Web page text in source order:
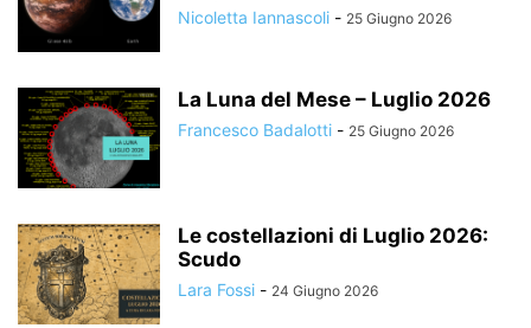
Nicoletta Iannascoli - 25 Giugno 2026
La Luna del Mese – Luglio 2026
Francesco Badalotti - 25 Giugno 2026
Le costellazioni di Luglio 2026:
Scudo
Lara Fossi - 24 Giugno 2026